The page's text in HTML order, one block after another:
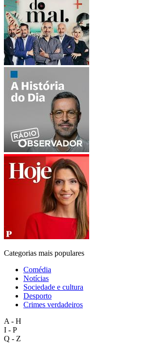
Categorias mais populares
Comédia
Notícias
Sociedade e cultura
Desporto
Crimes verdadeiros
A - H
I - P
Q - Z